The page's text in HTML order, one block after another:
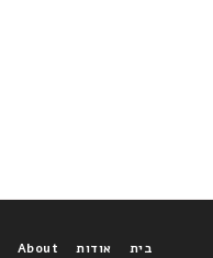
בית אודות About